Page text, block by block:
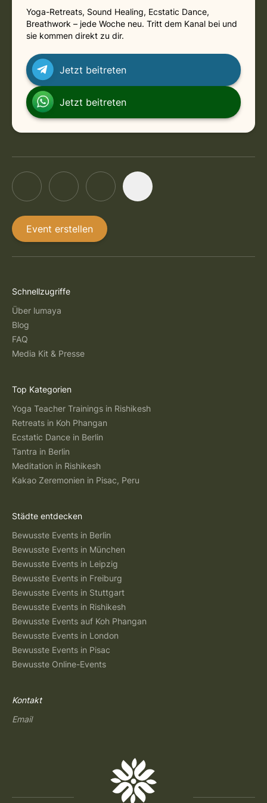
Sunday, August 30, 2026 at 8:00 AMin Online
Sunday, September 6, 2026 at 8:00 AM
Sunday, September 13, 2026 at 8:00 AM
Yoga-Retreats, Sound Healing, Ecstatic Dance,
Breathwork – jede Woche neu. Tritt dem Kanal bei und
sie kommen direkt zu dir.
Jetzt beitreten
Jetzt beitreten
Event erstellen
Schnellzugriffe
Über lumaya
Blog
FAQ
Media Kit & Presse
Top Kategorien
Yoga Teacher Trainings in Rishikesh
Retreats in Koh Phangan
Ecstatic Dance in Berlin
Tantra in Berlin
Meditation in Rishikesh
Kakao Zeremonien in Pisac, Peru
Städte entdecken
Bewusste Events in Berlin
Bewusste Events in München
Bewusste Events in Leipzig
Bewusste Events in Freiburg
Bewusste Events in Stuttgart
Bewusste Events in Rishikesh
Bewusste Events auf Koh Phangan
Bewusste Events in London
Bewusste Events in Pisac
Bewusste Online-Events
Kontakt
Email